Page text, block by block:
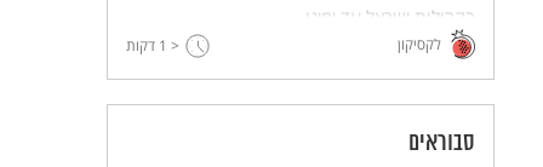
בקהילות ישראל עד ימינו.
לקסיקון < 1 דקות
סבוראים